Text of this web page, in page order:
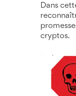
Dans
cryptos.